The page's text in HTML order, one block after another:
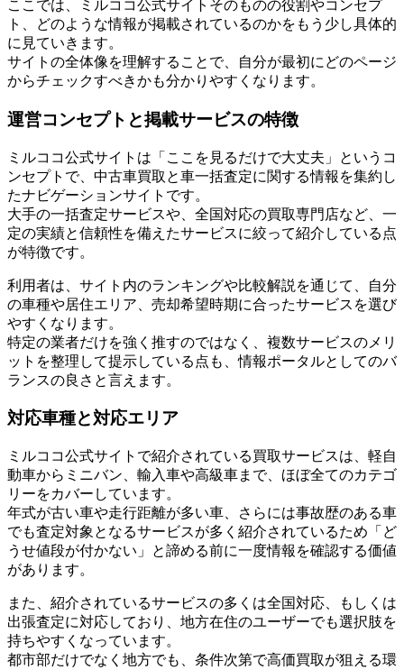
ここでは、ミルココ公式サイトそのものの役割やコンセプ
ト、どのような情報が掲載されているのかをもう少し具体的
に見ていきます。
サイトの全体像を理解することで、自分が最初にどのページ
からチェックすべきかも分かりやすくなります。
運営コンセプトと掲載サービスの特徴
ミルココ公式サイトは「ここを見るだけで大丈夫」というコ
ンセプトで、中古車買取と車一括査定に関する情報を集約し
たナビゲーションサイトです。
大手の一括査定サービスや、全国対応の買取専門店など、一
定の実績と信頼性を備えたサービスに絞って紹介している点
が特徴です。
利用者は、サイト内のランキングや比較解説を通じて、自分
の車種や居住エリア、売却希望時期に合ったサービスを選び
やすくなります。
特定の業者だけを強く推すのではなく、複数サービスのメリ
ットを整理して提示している点も、情報ポータルとしてのバ
ランスの良さと言えます。
対応車種と対応エリア
ミルココ公式サイトで紹介されている買取サービスは、軽自
動車からミニバン、輸入車や高級車まで、ほぼ全てのカテゴ
リーをカバーしています。
年式が古い車や走行距離が多い車、さらには事故歴のある車
でも査定対象となるサービスが多く紹介されているため「ど
うせ値段が付かない」と諦める前に一度情報を確認する価値
があります。
また、紹介されているサービスの多くは全国対応、もしくは
出張査定に対応しており、地方在住のユーザーでも選択肢を
持ちやすくなっています。
都市部だけでなく地方でも、条件次第で高価買取が狙える環